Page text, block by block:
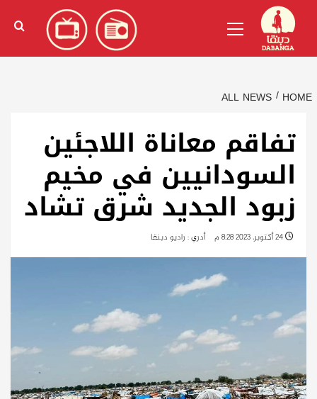
content
الإنجليزية)
Menu
HOME
ALL NEWS
تفاقم معاناة اللاجئين
السودانيين في مخيم
زبود الجديد شرق تشاد
أدري : راديو دبنقا